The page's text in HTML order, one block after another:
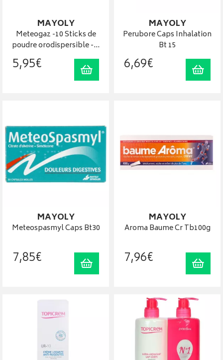
MAYOLY
Meteogaz -10 Sticks de
poudre orodispersible -…
5,95€ Ajouter au panier
MAYOLY
Perubore Caps Inhalation
Bt 15
6,69€
MAYOLY
Meteospasmyl Caps Bt30
7,85€ Ajouter au panier
MAYOLY
Aroma Baume Cr Tb100g
7,96€